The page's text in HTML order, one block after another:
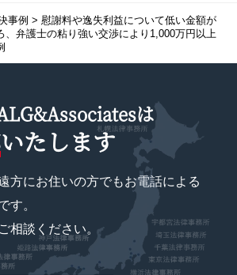
事例 > 慰謝料や逸失利益について低い金額が
、弁護士の粘り強い交渉により1,000万円以上
は
いたします
方にお住いの方でもお電話による
す。
相談ください。